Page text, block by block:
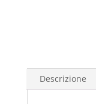
Descrizione